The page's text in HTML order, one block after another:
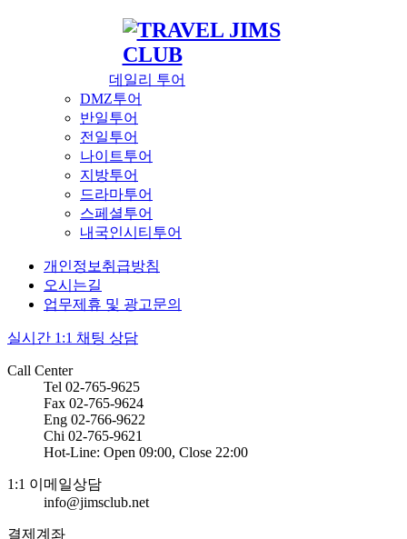
데일리 투어
DMZ투어
반일투어
전일투어
나이트투어
지방투어
드라마투어
스페셜투어
내국인시티투어
개인정보취급방침
오시는길
업무제휴 및 광고문의
실시간 1:1 채팅 상담
Call Center
Tel 02-765-9625
Fax 02-765-9624
Eng 02-766-9622
Chi 02-765-9621
Hot-Line: Open 09:00, Close 22:00
1:1 이메일상담
info@jimsclub.net
결제계좌